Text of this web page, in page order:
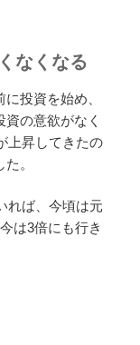
なくなる
投資を始め、
の意欲がなく
上昇してきたの
。
れば、今頃は元
は3倍にも行き